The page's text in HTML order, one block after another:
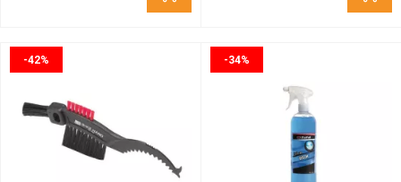
-42% -34%